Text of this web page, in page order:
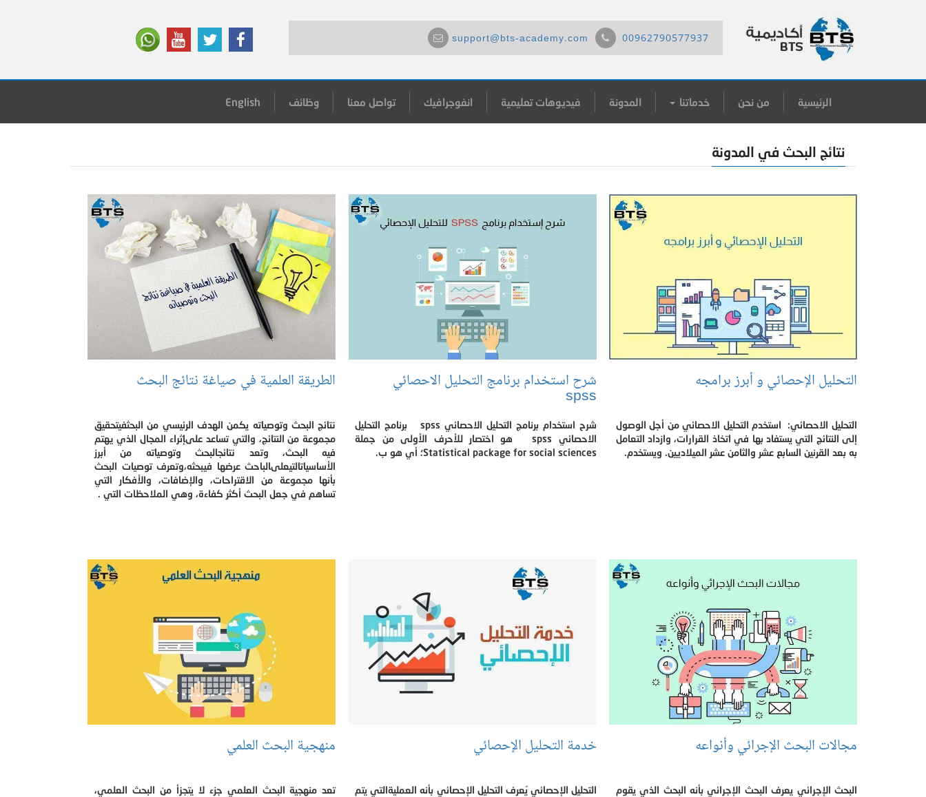
00962790577937
support@bts-academy.com
الرئيسية من نحن خدماتنا المدونة فيديوهات تعليمية انفوجرافيك تواصل معنا وظائف English
نتائج البحث في المدونة
التحليل الإحصائي و أبرز برامجه
التحليل الاحصائي: استخدم التحليل الاحصائي من أجل الوصول
إلى النتائج التي يستفاد بها في اتخاذ القرارات، وازداد التعامل
به بعد القرنين السابع عشر والثامن عشر الميلاديين. ويستخدم.
شرح استخدام برنامج التحليل الاحصائي
spss
شرح استخدام برنامج التحليل الاحصائي spss برنامج التحليل
الاحصائي spss هو اختصار للأحرف الأولى من جملة
Statistical package for social sciences؛ أي هو ب.
الطريقة العلمية في صياغة نتائج البحث
نتائج البحث وتوصياته يكمن الهدف الرئيسي من البحثفيتحقيق
مجموعة من النتائج، والتي تساعد علىإثراء المجال الذي يهتم
فيه البحث، وتعد نتائجالبحث وتوصياته من أبرز
الأساسياتالتيعلىالباحث عرضها فيبحثه،وتعرف توصيات البحث
بأنها مجموعة من الاقتراحات، والإضافات، والأفكار التي
تساهم في جعل البحث أكثر كفاءة، وهي الملاحظات التي .
مجالات البحث الإجرائي وأنواعه
البحث الإجرائي يعرف البحث الإجرائي بأنه البحث الذي يقوم
خدمة التحليل الإحصائي
التحليل الإحصائي يُعرف التحليل الإحصائي بأنه العمليةالتي يتم
منهجية البحث العلمي
تعد منهجية البحث العلمي جزء لا يتجزأ من البحث العلمي،